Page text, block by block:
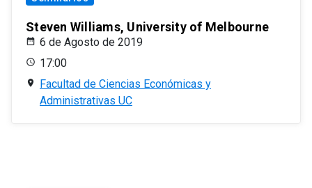
Steven Williams, University of Melbourne
6 de Agosto de 2019
17:00
Facultad de Ciencias Económicas y
Administrativas UC